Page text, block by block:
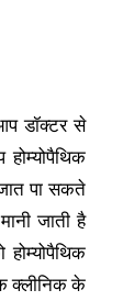
डॉक्टर से
पा सकते
जाती है
क्लीनिक के